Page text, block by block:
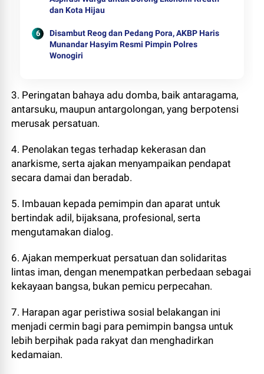
dan Kota Hijau
Disambut Reog dan Pedang Pora, AKBP Haris
Munandar Hasyim Resmi Pimpin Polres
Wonogiri
3. Peringatan bahaya adu domba, baik antaragama,
antarsuku, maupun antargolongan, yang berpotensi
merusak persatuan.
4. Penolakan tegas terhadap kekerasan dan
anarkisme, serta ajakan menyampaikan pendapat
secara damai dan beradab.
5. Imbauan kepada pemimpin dan aparat untuk
bertindak adil, bijaksana, profesional, serta
mengutamakan dialog.
6. Ajakan memperkuat persatuan dan solidaritas
lintas iman, dengan menempatkan perbedaan sebagai
kekayaan bangsa, bukan pemicu perpecahan.
7. Harapan agar peristiwa sosial belakangan ini
menjadi cermin bagi para pemimpin bangsa untuk
lebih berpihak pada rakyat dan menghadirkan
kedamaian.